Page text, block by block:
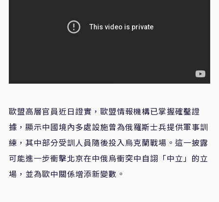
歐盟高層官員近日證實，歐盟情報機構已掌握確鑿證
據，顯示中國境內多處設施曾為俄羅斯士兵提供軍事訓
練，其中部分受訓人員隨後投入烏克蘭戰場。這一披露
可能進一步衝擊北京在中俄烏衝突中自詡「中立」的立
場，並為歐中關係增添新變數。